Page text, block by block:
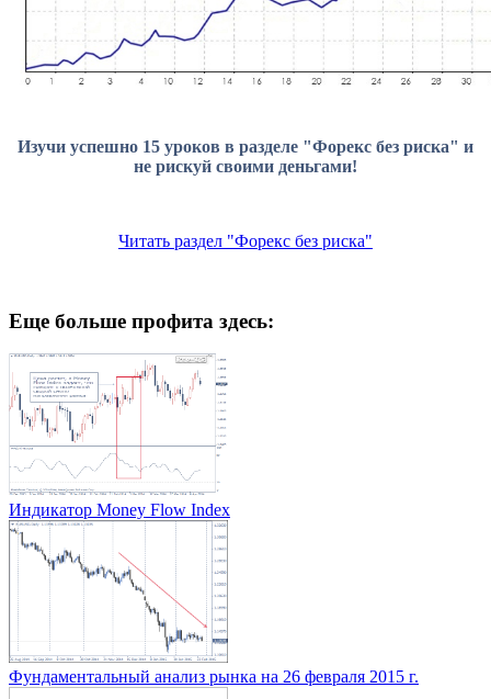
Изучи успешно 15 уроков в разделе "Форекс без риска" и
не рискуй своими деньгами!
Читать раздел "Форекс без риска"
Еще больше профита здесь:
Индикатор Money Flow Index
Фундаментальный анализ рынка на 26 февраля 2015 г.